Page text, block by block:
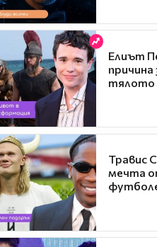
Елиът
тялото
Травис
мечта